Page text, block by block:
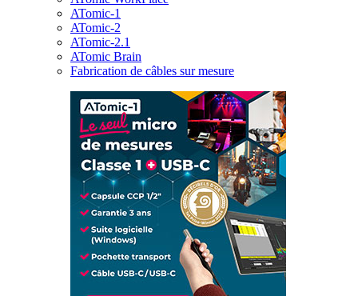
ATomic-1
ATomic-2
ATomic-2.1
ATomic Brain
Fabrication de câbles sur mesure